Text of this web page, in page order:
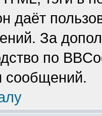
даёт
За
по
сообщений.